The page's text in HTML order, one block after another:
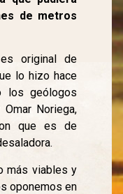
de metros
original de
lo hizo hace
los geólogos
Noriega,
que es de
más viables y
oponemos en